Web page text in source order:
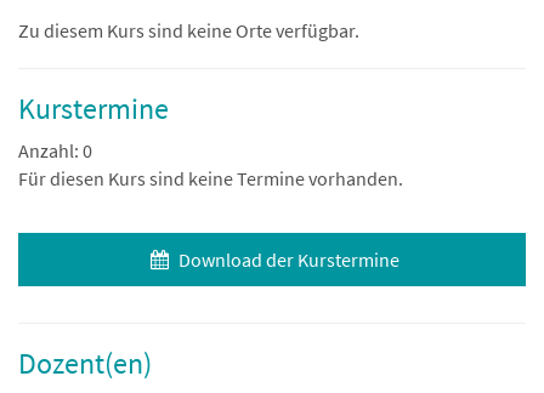
Zu diesem Kurs sind keine Orte verfügbar.
Kurstermine
Anzahl: 0
Für diesen Kurs sind keine Termine vorhanden.
Download der Kurstermine
Dozent(en)